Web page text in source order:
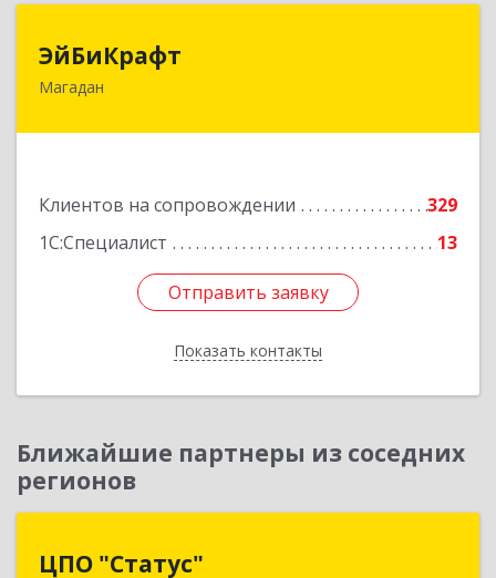
ЭйБиКрафт
Магадан
Клиентов на сопровождении
329
1С:Специалист
13
Отправить заявку
Показать контакты
685000, Магаданская обл, Магадан г, Полярная
Отправить заявку
Назад
Ближайшие партнеры из соседних
регионов
ЦПО "Статус"